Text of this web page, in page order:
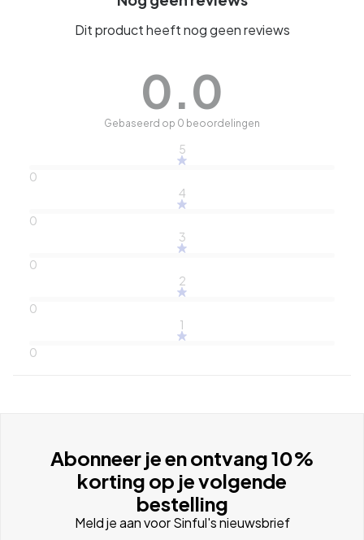
Dit product heeft nog geen reviews
0.0
Gebaseerd op 0 beoordelingen
5
0
4
0
3
0
2
0
1
0
Abonneer je en ontvang 10%
korting op je volgende
bestelling
Meld je aan voor Sinful's nieuwsbrief